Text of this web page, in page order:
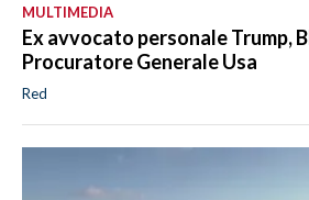
MULTIMEDIA
Ex avvocato personale Trump,
Procuratore Generale Usa
Red